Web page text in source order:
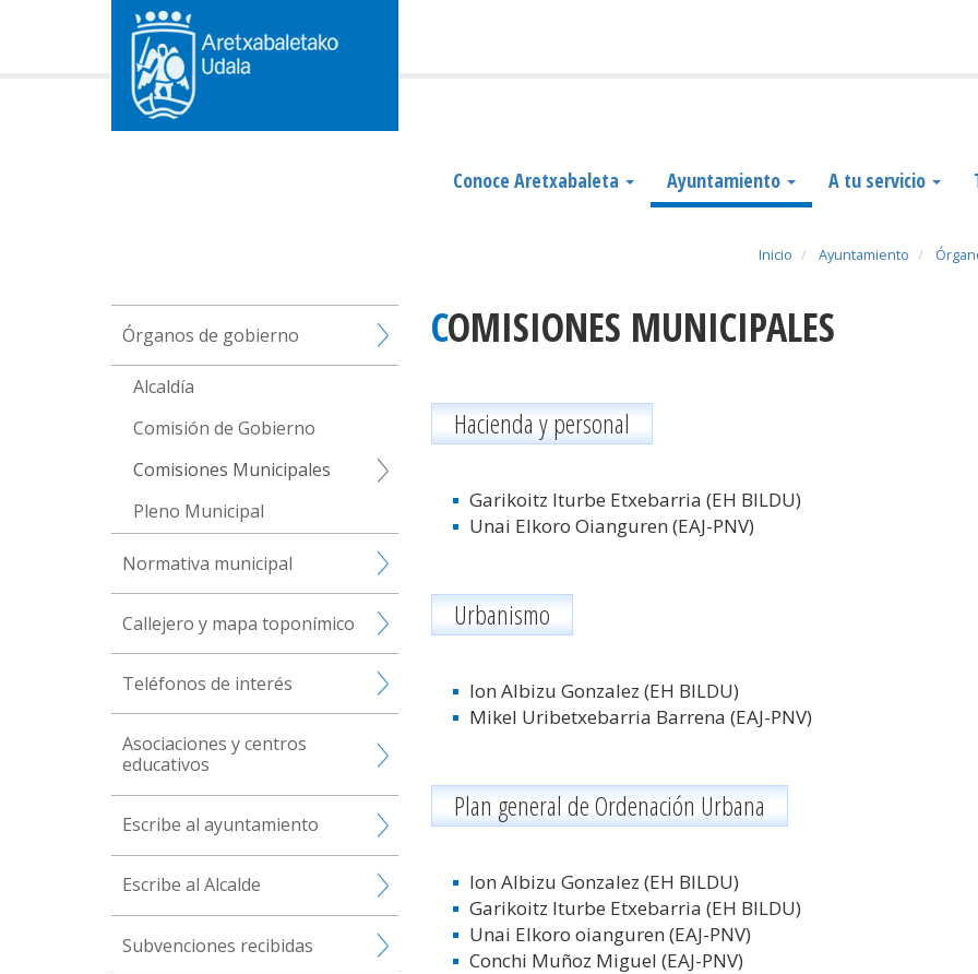
Conoce Aretxabaleta Ayuntamiento A tu servicio
Inicio Ayuntamiento
COMISIONES MUNICIPALES
Hacienda y personal
Garikoitz Iturbe Etxebarria (EH BILDU)
Unai Elkoro Oianguren (EAJ-PNV)
Urbanismo
Ion Albizu Gonzalez (EH BILDU)
Mikel Uribetxebarria Barrena (EAJ-PNV)
Plan general de Ordenación Urbana
Ion Albizu Gonzalez (EH BILDU)
Garikoitz Iturbe Etxebarria (EH BILDU)
Unai Elkoro oianguren (EAJ-PNV)
Conchi Muñoz Miguel (EAJ-PNV)
Órganos de gobierno
Alcaldía
Comisión de Gobierno
Comisiones Municipales
Pleno Municipal
Normativa municipal
Callejero y mapa toponímico
Teléfonos de interés
Asociaciones y centros
educativos
Escribe al ayuntamiento
Escribe al Alcalde
Subvenciones recibidas